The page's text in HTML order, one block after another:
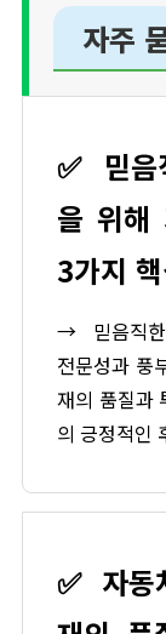
자주
✅ 믿
을 위해
3가지
→
믿음직
전문성과 풍
재의 품질과
의 긍정적인
✅ 자